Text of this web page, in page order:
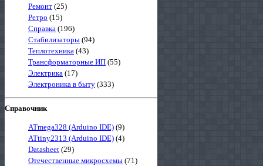
Ремонт (25)
Ретро (15)
Справка (196)
Стабилизаторы (94)
Теплотехника (43)
Трансформаторные ИП (55)
Электрика (17)
Электроника в быту (333)
Справочник
ATmega328 (Arduino IDE) (9)
ATtiny2313 (Arduino IDE) (4)
Datasheet (29)
Отечественные микросхемы (71)